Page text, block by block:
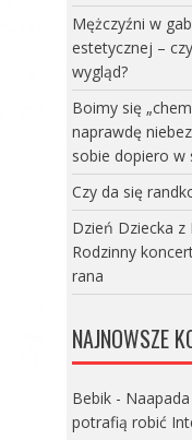
Mężczyźni w
estetycznej –
wygląd?
Boimy się
naprawdę
sobie dopiero w
Czy da się
Dzień Dziecka z
Rodzinny
rana
NAJNOWSZE
Bebik-
potrafią robić